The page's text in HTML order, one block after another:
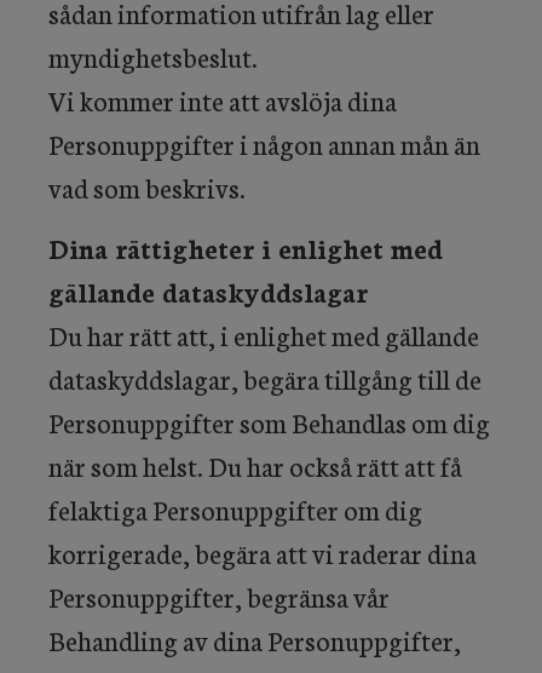
sådan information utifrån lag eller
myndighetsbeslut.
Vi kommer inte att avslöja dina
Personuppgifter i någon annan mån än
vad som beskrivs.
Dina rättigheter i enlighet med
gällande dataskyddslagar
Du har rätt att, i enlighet med gällande
dataskyddslagar, begära tillgång till de
Personuppgifter som Behandlas om dig
när som helst. Du har också rätt att få
felaktiga Personuppgifter om dig
korrigerade, begära att vi raderar dina
Personuppgifter, begränsa vår
Behandling av dina Personuppgifter,